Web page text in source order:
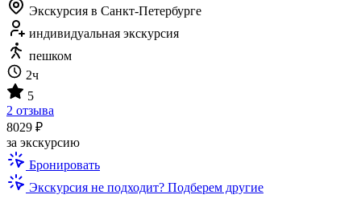
Экскурсия в Санкт-Петербурге
индивидуальная экскурсия
пешком
2ч
5
2 отзыва
8029 ₽
за экскурсию
Бронировать
Экскурсия не подходит? Подберем другие